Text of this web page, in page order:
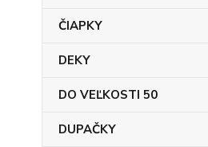
ČIAPKY
DEKY
DO VEĽKOSTI 50
DUPAČKY